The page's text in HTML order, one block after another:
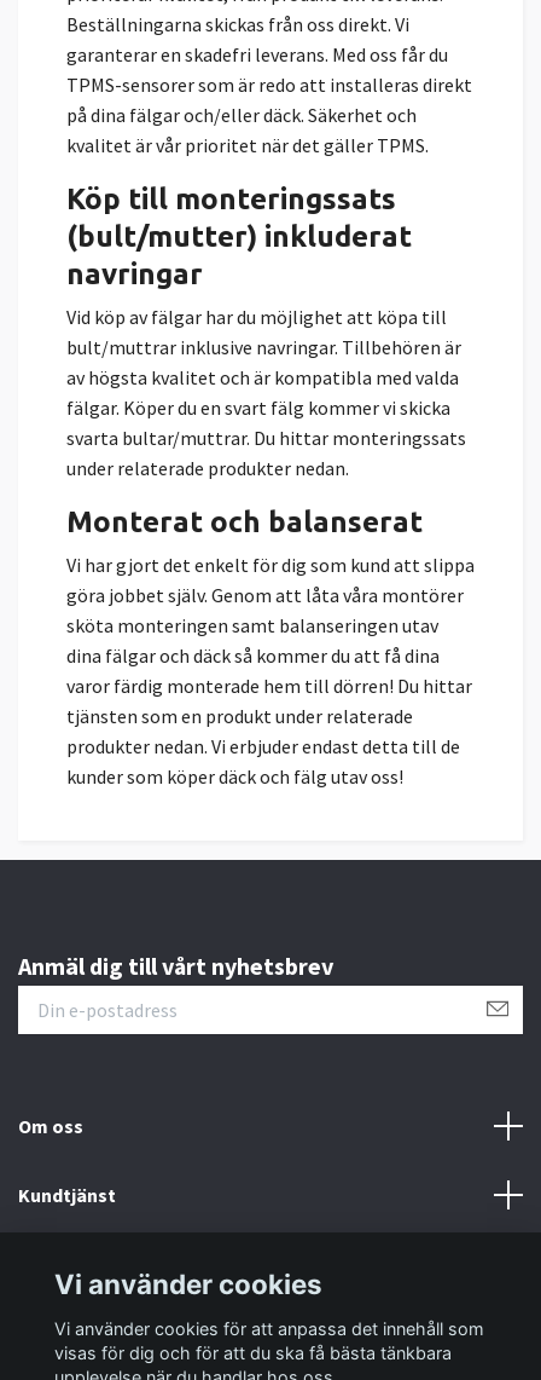
Beställningarna skickas från oss direkt. Vi
garanterar en skadefri leverans. Med oss får du
TPMS-sensorer som är redo att installeras direkt
på dina fälgar och/eller däck. Säkerhet och
kvalitet är vår prioritet när det gäller TPMS.
Köp till monteringssats
(bult/mutter) inkluderat
navringar
Vid köp av fälgar har du möjlighet att köpa till
bult/muttrar inklusive navringar. Tillbehören är
av högsta kvalitet och är kompatibla med valda
fälgar. Köper du en svart fälg kommer vi skicka
svarta bultar/muttrar. Du hittar monteringssats
under relaterade produkter nedan.
Monterat och balanserat
Vi har gjort det enkelt för dig som kund att slippa
göra jobbet själv. Genom att låta våra montörer
sköta monteringen samt balanseringen utav
dina fälgar och däck så kommer du att få dina
varor färdig monterade hem till dörren! Du hittar
tjänsten som en produkt under relaterade
produkter nedan. Vi erbjuder endast detta till de
kunder som köper däck och fälg utav oss!
Anmäl dig till vårt nyhetsbrev
Om oss
Kundtjänst
Sociala medier
Vi använder cookies
Vi använder cookies för att anpassa det innehåll som
visas för dig och för att du ska få bästa tänkbara